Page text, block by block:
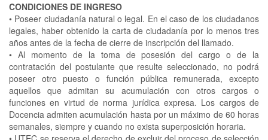
CONDICIONES DE INGRESO
• Poseer ciudadanía natural o legal. En el caso de los ciudadanos
legales, haber obtenido la carta de ciudadanía por lo menos tres
años antes de la fecha de cierre de inscripción del llamado.
• Al momento de la toma de posesión del cargo o de la
contratación del postulante que resulte seleccionado, no podrá
poseer otro puesto o función pública remunerada, excepto
aquellos que admitan su acumulación con otros cargos o
funciones en virtud de norma jurídica expresa. Los cargos de
Docencia admiten acumulación hasta por un máximo de 60 horas
semanales, siempre y cuando no exista superposición horaria.